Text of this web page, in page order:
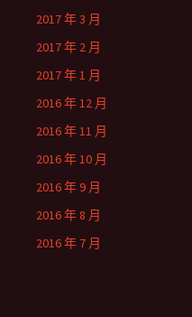
2017 年 3 月
2017 年 2 月
2017 年 1 月
2016 年 12 月
2016 年 11 月
2016 年 10 月
2016 年 9 月
2016 年 8 月
2016 年 7 月